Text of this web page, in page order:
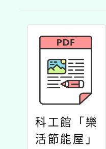
科工館「樂
活節能屋」